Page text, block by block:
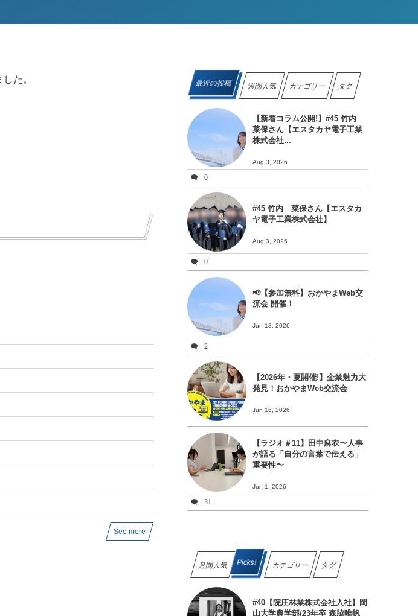
た。
See more
最近の投稿 週間人気 カテゴリー タグ
【新着コラム公開!】#45 竹内
菜保さん【エスタカヤ電子工業
株式会社...
Aug 3, 2026
0
#45 竹内 菜保さん【エスタカ
ヤ電子工業株式会社】
Aug 3, 2026
0
📢【参加無料】おかやまWeb交
流会 開催！
Jun 18, 2026
2
【2026年・夏開催!】企業魅力大
発見！おかやまWeb交流会
Jun 16, 2026
【ラジオ＃11】田中麻衣〜人事
が語る「自分の言葉で伝える」
重要性〜
Jun 1, 2026
31
月間人気 Picks! カテゴリー タグ
#40【院庄林業株式会社入社】岡
山大学農学部/23年卒 森脇唯帆